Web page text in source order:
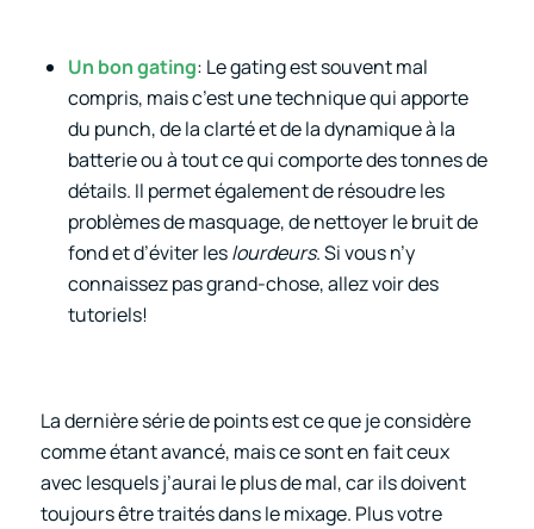
Un bon gating: Le gating est souvent mal
compris, mais c’est une technique qui apporte
du punch, de la clarté et de la dynamique à la
batterie ou à tout ce qui comporte des tonnes de
détails. Il permet également de résoudre les
problèmes de masquage, de nettoyer le bruit de
fond et d’éviter leslourdeurs. Si vous n’y
connaissez pas grand-chose, allez voir des
tutoriels!
La dernière série de points est ce que je considère
comme étant avancé, mais ce sont en fait ceux
avec lesquels j’aurai le plus de mal, car ils doivent
toujours être traités dans le mixage. Plus votre